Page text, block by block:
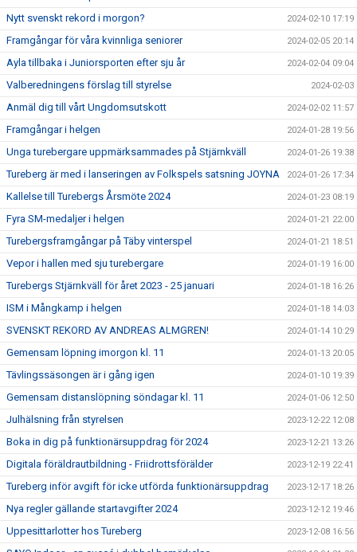
Nytt svenskt rekord i morgon? 2024-02-10 17:19
Framgångar för våra kvinnliga seniorer 2024-02-05 20:14
Ayla tillbaka i Juniorsporten efter sju år 2024-02-04 09:04
Valberedningens förslag till styrelse 2024-02-03
Anmäl dig till vårt Ungdomsutskott 2024-02-02 11:57
Framgångar i helgen 2024-01-28 19:56
Unga turebergare uppmärksammades på Stjärnkväll 2024-01-26 19:38
Tureberg är med i lanseringen av Folkspels satsning JOYNA 2024-01-26 17:34
Kallelse till Turebergs Årsmöte 2024 2024-01-23 08:19
Fyra SM-medaljer i helgen 2024-01-21 22:00
Turebergsframgångar på Täby vinterspel 2024-01-21 18:51
Vepor i hallen med sju turebergare 2024-01-19 16:00
Turebergs Stjärnkväll för året 2023 - 25 januari 2024-01-18 16:26
ISM i Mångkamp i helgen 2024-01-18 14:03
SVENSKT REKORD AV ANDREAS ALMGREN! 2024-01-14 10:29
Gemensam löpning imorgon kl. 11 2024-01-13 20:05
Tävlingssäsongen är i gång igen 2024-01-10 19:39
Gemensam distanslöpning söndagar kl. 11 2024-01-06 12:50
Julhälsning från styrelsen 2023-12-22 12:08
Boka in dig på funktionärsuppdrag för 2024 2023-12-21 13:26
Digitala föräldrautbildning - Friidrottsförälder 2023-12-19 22:41
Tureberg inför avgift för icke utförda funktionärsuppdrag 2023-12-17 18:26
Nya regler gällande startavgifter 2024 2023-12-12 19:46
Uppesittarlotter hos Tureberg 2023-12-08 16:56